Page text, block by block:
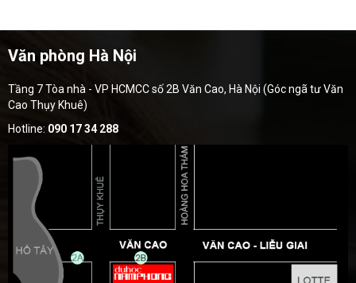
Văn phòng Hà Nội
Tầng 7 Tòa nhà - VP HCMCC số 2B Văn Cao, Hà Nội (Góc ngã tư Văn
Cao Thụy Khuê)
Hotline: 090 17 34 288